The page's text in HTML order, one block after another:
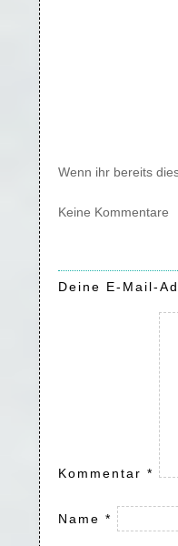
Wenn ihr bereits
Keine Kommentare
Deine E-Mail-
Kommentar *
Name *